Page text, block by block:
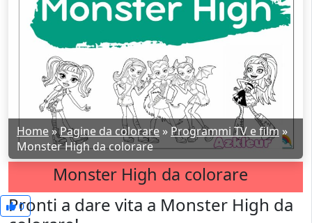
Home »Pagine da colorare » Programmi TV e film »
Monster High da colorare
Monster High da colorare
0
Pronti a dare vita a Monster High da